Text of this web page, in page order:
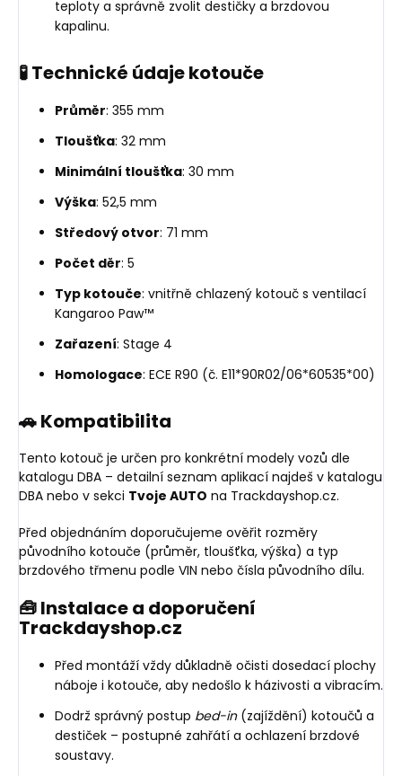
teploty a správně zvolit destičky a brzdovou
kapalinu.
🧪 Technické údaje kotouče
Průměr: 355 mm
Tloušťka: 32 mm
Minimální tloušťka: 30 mm
Výška: 52,5 mm
Středový otvor: 71 mm
Počet děr: 5
Typ kotouče: vnitřně chlazený kotouč s ventilací
Kangaroo Paw™
Zařazení: Stage 4
Homologace: ECE R90 (č. E11*90R02/06*60535*00)
🚗 Kompatibilita
Tento kotouč je určen pro konkrétní modely vozů dle
katalogu DBA – detailní seznam aplikací najdeš v katalogu
DBA nebo v sekci Tvoje AUTO na Trackdayshop.cz.
Před objednáním doporučujeme ověřit rozměry
původního kotouče (průměr, tloušťka, výška) a typ
brzdového třmenu podle VIN nebo čísla původního dílu.
🧰 Instalace a doporučení
Trackdayshop.cz
Před montáží vždy důkladně očisti dosedací plochy
náboje i kotouče, aby nedošlo k házivosti a vibracím.
Dodrž správný postup bed-in(zajíždění) kotoučů a
destiček – postupné zahřátí a ochlazení brzdové
soustavy.